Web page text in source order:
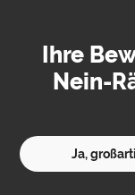
Ihre
Nein-
Ja,